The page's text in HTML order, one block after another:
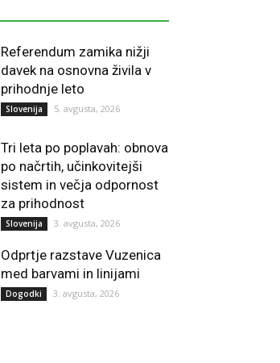
Referendum zamika nižji
davek na osnovna živila v
prihodnje leto
Slovenija 5. avgusta, 2026
Tri leta po poplavah: obnova
po načrtih, učinkovitejši
sistem in večja odpornost
za prihodnost
Slovenija 3. avgusta, 2026
Odprtje razstave Vuzenica
med barvami in linijami
Dogodki 3. avgusta, 2026